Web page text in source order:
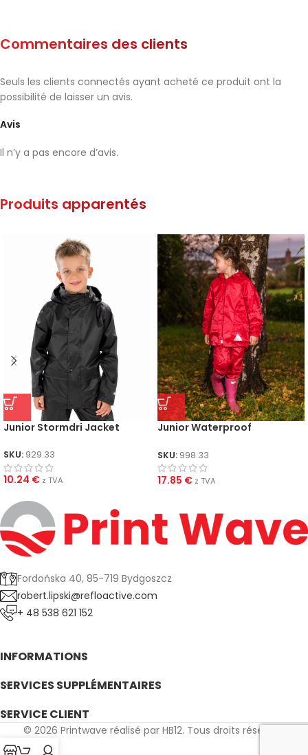
Commentaires des clients
Avis
Il n’y a pas encore d’avis.
Seuls les clients connectés ayant acheté ce produit ont la
possibilité de laisser un avis.
Produits apparentés
Junior Stormdri Jacket
SKU: 929.33
10.24 € z TVA
Junior Waterproof
SKU: 998.33
17.85 € z TVA
Fordońska 40, 85-719 Bydgoszcz
robert.lipski@refloactive.com
+ 48 538 621 152
INFORMATIONS
SERVICES SUPPLÉMENTAIRES
SERVICE CLIENT
© 2026 Printwave réalisé par HB12. Tous droits réservés.